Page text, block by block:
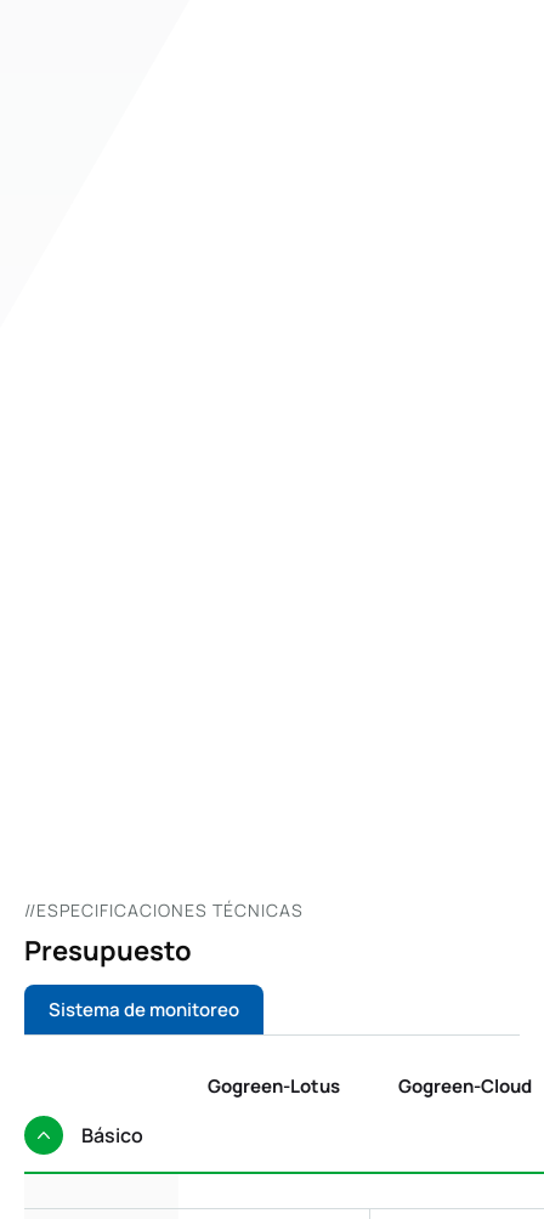
//ESPECIFICACIONES TÉCNICAS
Presupuesto
Sistema de monitoreo
Gogreen-Lotus Gogreen-Cloud
Básico